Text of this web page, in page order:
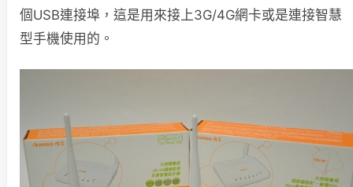
個USB連接埠，這是用來接上3G/4G網卡或是連接智慧
型手機使用的。